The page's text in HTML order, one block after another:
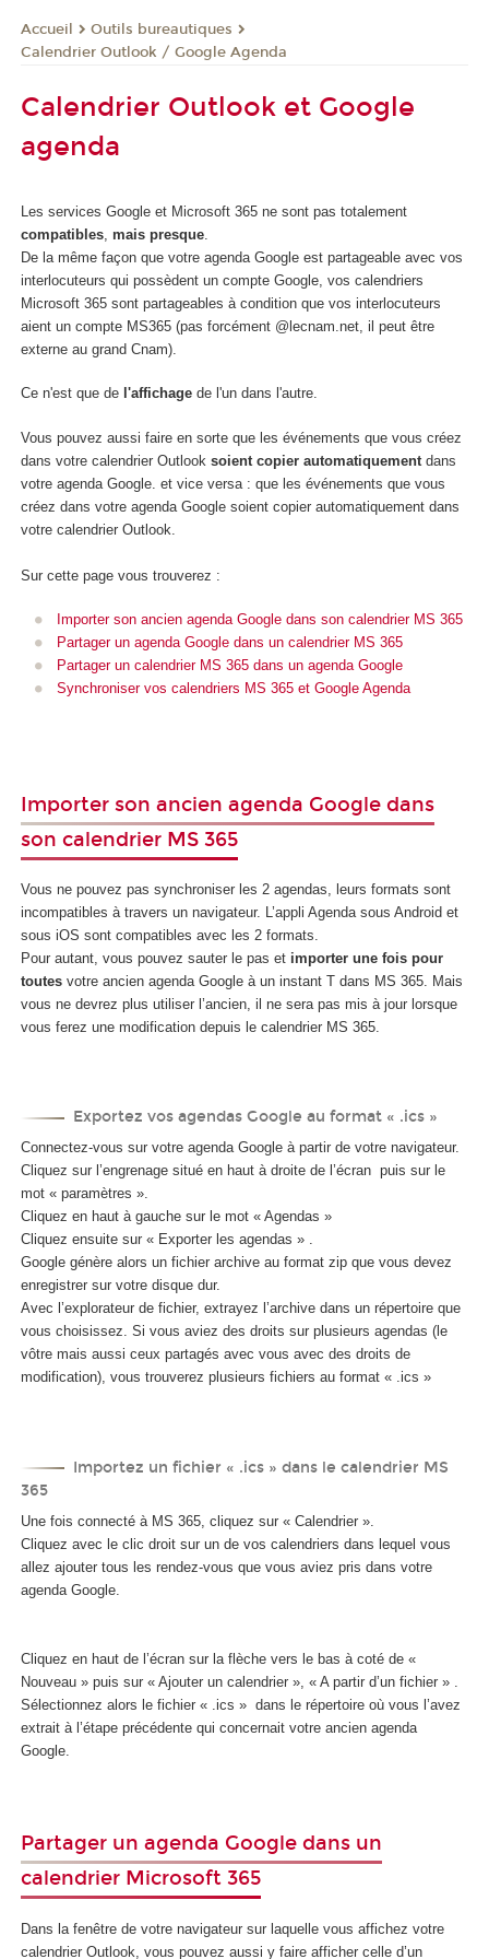
Accueil
Outils bureautiques
Calendrier Outlook / Google Agenda
Calendrier Outlook et Google
agenda
Les services Google et Microsoft 365 ne sont pas totalement
compatibles mais presque
De la même façon que votre agenda Google est partageable avec vos
interlocuteurs qui possèdent un compte Google, vos calendriers
Microsoft 365 sont partageables à condition que vos interlocuteurs
aient un compte MS365 (pas forcément @lecnam.net, il peut être
externe au grand Cnam).
Ce n'est que de l'affichage de l'un dans l'autre.
Vous pouvez aussi faire en sorte que les événements que vous créez
dans votre calendrier Outlook soient copier automatiquement dans
votre agenda Google. et vice versa : que les événements que vous
créez dans votre agenda Google soient copier automatiquement dans
votre calendrier Outlook.
Sur cette page vous trouverez :
Importer son ancien agenda Google dans son calendrier MS 365
Partager un agenda Google dans un calendrier MS 365
Partager un calendrier MS 365 dans un agenda Google
Synchroniser vos calendriers MS 365 et Google Agenda
Importer son ancien agenda Google dans
son calendrier MS 365
Vous ne pouvez pas synchroniser les 2 agendas, leurs formats sont
incompatibles à travers un navigateur. L’appli Agenda sous Android et
sous iOS sont compatibles avec les 2 formats.
Pour autant, vous pouvez sauter le pas et importer une fois pour
toutes votre ancien agenda Google à un instant T dans MS 365. Mais
vous ne devrez plus utiliser l’ancien, il ne sera pas mis à jour lorsque
vous ferez une modification depuis le calendrier MS 365.
Exportez vos agendas Google au format « .ics »
Connectez-vous sur votre agenda Google à partir de votre navigateur.
Cliquez sur l’engrenage situé en haut à droite de l’écran puis sur le
mot « paramètres ».
Cliquez en haut à gauche sur le mot « Agendas »
Cliquez ensuite sur « Exporter les agendas » .
Google génère alors un fichier archive au format zip que vous devez
enregistrer sur votre disque dur.
Avec l’explorateur de fichier, extrayez l’archive dans un répertoire que
vous choisissez. Si vous aviez des droits sur plusieurs agendas (le
vôtre mais aussi ceux partagés avec vous avec des droits de
modification), vous trouverez plusieurs fichiers au format « .ics »
Importez un fichier « .ics » dans le calendrier MS
365
Une fois connecté à MS 365, cliquez sur « Calendrier ».
Cliquez avec le clic droit sur un de vos calendriers dans lequel vous
allez ajouter tous les rendez-vous que vous aviez pris dans votre
agenda Google.
Cliquez en haut de l’écran sur la flèche vers le bas à coté de «
Nouveau » puis sur « Ajouter un calendrier », « A partir d’un fichier » .
Sélectionnez alors le fichier « .ics » dans le répertoire où vous l’avez
extrait à l’étape précédente qui concernait votre ancien agenda
Google.
Partager un agenda Google dans un
calendrier Microsoft 365
Dans la fenêtre de votre navigateur sur laquelle vous affichez votre
calendrier Outlook, vous pouvez aussi y faire afficher celle d’un